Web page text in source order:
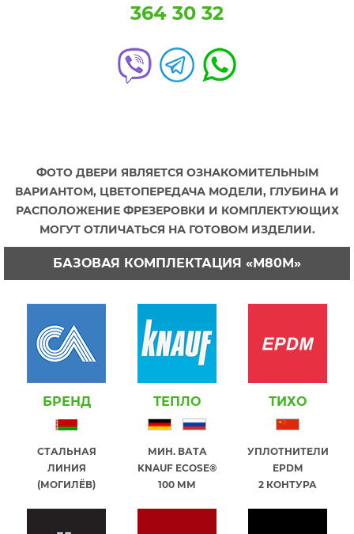
364 30 32
ФОТО ДВЕРИ ЯВЛЯЕТСЯ ОЗНАКОМИТЕЛЬНЫМ
ВАРИАНТОМ, ЦВЕТОПЕРЕДАЧА МОДЕЛИ, ГЛУБИНА И
РАСПОЛОЖЕНИЕ ФРЕЗЕРОВКИ И КОМПЛЕКТУЮЩИХ
МОГУТ ОТЛИЧАТЬСЯ НА ГОТОВОМ ИЗДЕЛИИ.
БАЗОВАЯ КОМПЛЕКТАЦИЯ «М80М»
БРЕНД
СТАЛЬНАЯ
ЛИНИЯ
(МОГИЛЁВ)
ТЕПЛО
МИН. ВАТА
KNAUF ECOSE®
100 ММ
ТИХО
УПЛОТНИТЕЛИ
EPDM
2 КОНТУРА